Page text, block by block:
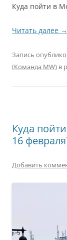
Куда пойти в
Читать далее →
Запись
(Команда MW) в
Куда
16
Добавить